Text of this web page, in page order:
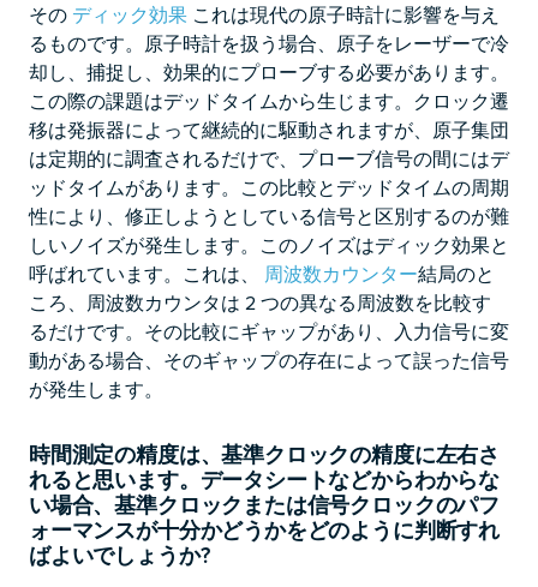
その ディック効果 これは現代の原子時計に影響を与え
るものです。原子時計を扱う場合、原子をレーザーで冷
却し、捕捉し、効果的にプローブする必要があります。
この際の課題はデッドタイムから生じます。クロック遷
移は発振器によって継続的に駆動されますが、原子集団
は定期的に調査されるだけで、プローブ信号の間にはデ
ッドタイムがあります。この比較とデッドタイムの​​周期
性により、修正しようとしている信号と区別するのが難
しいノイズが発生します。このノイズはディック効果と
呼ばれています。これは、 周波数カウンター結局のと
ころ、周波数カウンタは 2 つの異なる周波数を比較す
るだけです。その比較にギャップがあり、入力信号に変
動がある場合、そのギャップの存在によって誤った信号
が発生します。
時間測定の精度は、基準クロックの精度に左右さ
れると思います。データシートなどからわからな
い場合、基準クロックまたは信号クロックのパフ
ォーマンスが十分かどうかをどのように判断すれ
ばよいでしょうか?